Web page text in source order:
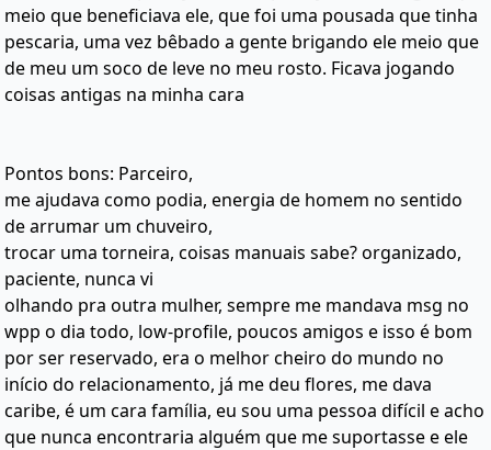
meio que beneficiava ele, que foi uma pousada que tinha
pescaria, uma vez bêbado a gente brigando ele meio que
de meu um soco de leve no meu rosto. Ficava jogando
coisas antigas na minha cara
Pontos bons: Parceiro,
me ajudava como podia, energia de homem no sentido
de arrumar um chuveiro,
trocar uma torneira, coisas manuais sabe? organizado,
paciente, nunca vi
olhando pra outra mulher, sempre me mandava msg no
wpp o dia todo, low-profile, poucos amigos e isso é bom
por ser reservado, era o melhor cheiro do mundo no
início do relacionamento, já me deu flores, me dava
caribe, é um cara família, eu sou uma pessoa difícil e acho
que nunca encontraria alguém que me suportasse e ele